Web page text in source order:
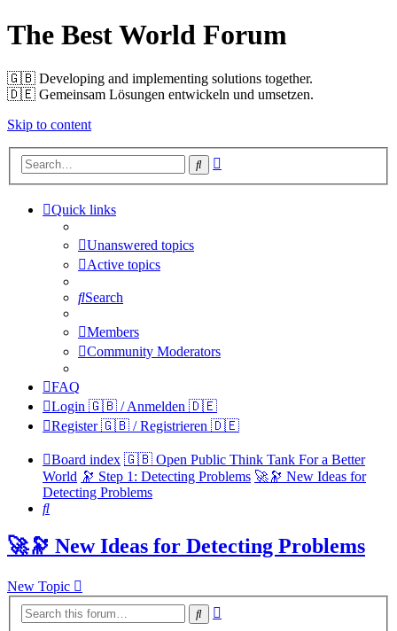
The Best World Forum
🇬🇧️ Developing and implementing solutions together.
🇩🇪️ Gemeinsam Lösungen entwickeln und umsetzen.
Skip to content
Search
Quick links
Unanswered topics
Active topics
Search
Members
Community Moderators
FAQ
Login 🇬🇧 / Anmelden 🇩🇪
Register 🇬🇧 / Registrieren 🇩🇪
Board index 🇬🇧 Open Public Think Tank For a Better
World 🔭 Step 1: Detecting Problems 🚀🔭 New Ideas for
Detecting Problems
Search
🚀🔭 New Ideas for Detecting Problems
New Topic
Search